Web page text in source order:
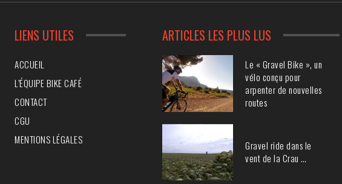
LIENS UTILES
ACCUEIL
L’ÉQUIPE BIKE CAFÉ
CONTACT
CGU
MENTIONS LÉGALES
ARTICLES LES PLUS LUS
Le « Gravel Bike », un
vélo conçu pour
arpenter de nouvelles
routes
Gravel ride dans le
vent de la Crau …